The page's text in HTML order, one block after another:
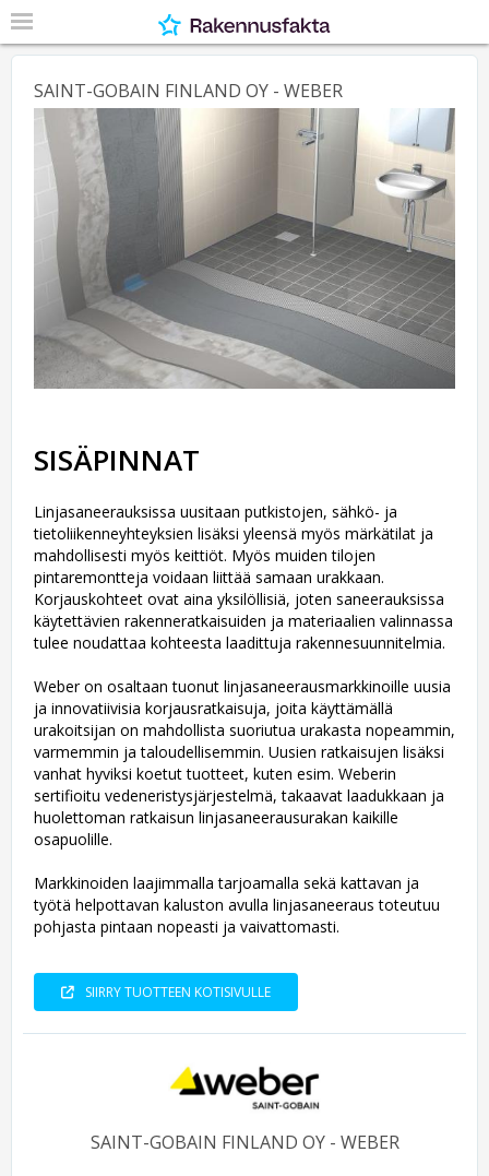
SAINT-GOBAIN FINLAND OY - WEBER
SISÄPINNAT
Linjasaneerauksissa uusitaan putkistojen, sähkö- ja
tietoliikenneyhteyksien lisäksi yleensä myös märkätilat ja
mahdollisesti myös keittiöt. Myös muiden tilojen
pintaremontteja voidaan liittää samaan urakkaan.
Korjauskohteet ovat aina yksilöllisiä, joten saneerauksissa
käytettävien rakenneratkaisuiden ja materiaalien valinnassa
tulee noudattaa kohteesta laadittuja rakennesuunnitelmia.
Weber on osaltaan tuonut linjasaneerausmarkkinoille uusia
ja innovatiivisia korjausratkaisuja, joita käyttämällä
urakoitsijan on mahdollista suoriutua urakasta nopeammin,
varmemmin ja taloudellisemmin. Uusien ratkaisujen lisäksi
vanhat hyviksi koetut tuotteet, kuten esim. Weberin
sertifioitu vedeneristysjärjestelmä, takaavat laadukkaan ja
huolettoman ratkaisun linjasaneerausurakan kaikille
osapuolille.
Markkinoiden laajimmalla tarjoamalla sekä kattavan ja
työtä helpottavan kaluston avulla linjasaneeraus toteutuu
pohjasta pintaan nopeasti ja vaivattomasti.
SIIRRY TUOTTEEN KOTISIVULLE
SAINT-GOBAIN FINLAND OY - WEBER